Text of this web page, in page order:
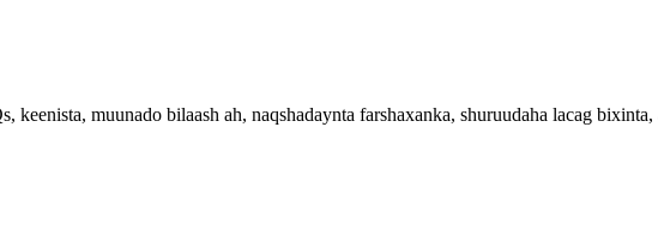
keenista, muunado bilaash ah, naqshadaynta farshaxanka, shuruudaha lacag